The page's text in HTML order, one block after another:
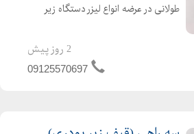
طولانی در عرضه انواع لیزر دستگاه زیر
الکتریک ، راد الکتریک و اورین الکتریک
2 روز پیش
09125570697